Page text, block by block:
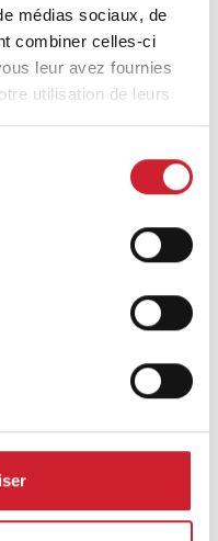
médias sociaux, de
combiner celles-ci
leur avez fournies
utilisation de leurs
reputation problem
like a nice bonus
marketing gets
of mouth converts
a business can do,
like marketing […]